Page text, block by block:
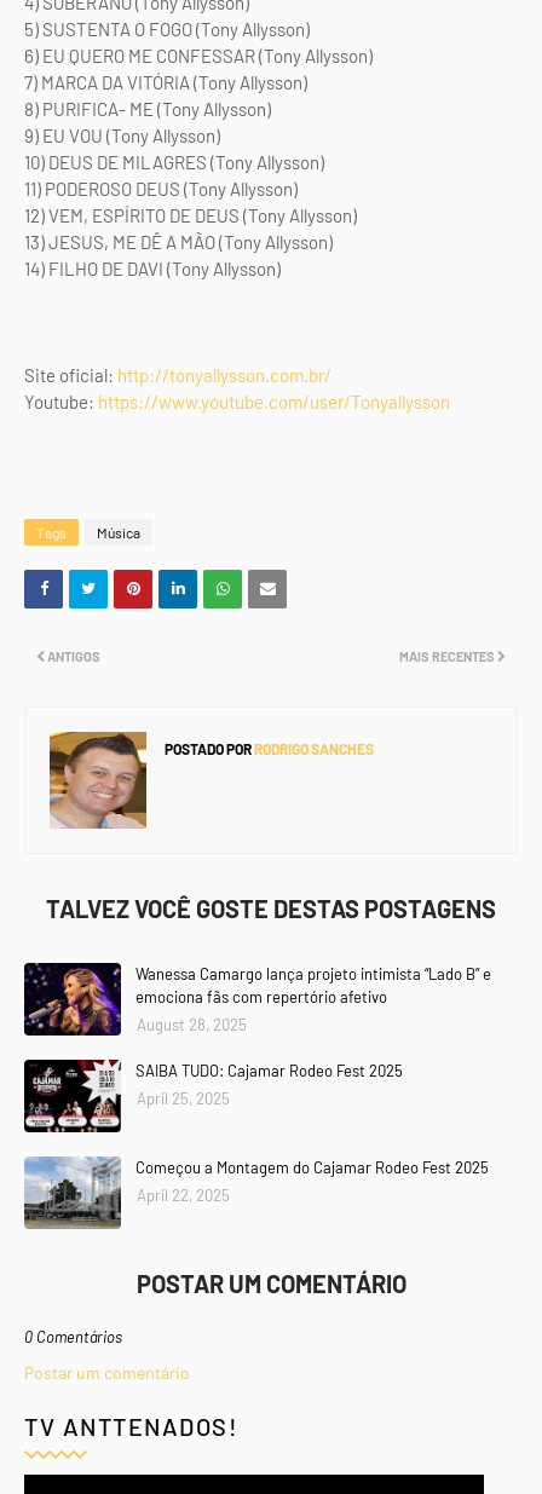
5) SUSTENTA O FOGO (Tony Allysson)
6) EU QUERO ME CONFESSAR (Tony Allysson)
7) MARCA DA VITÓRIA (Tony Allysson)
8) PURIFICA- ME (Tony Allysson)
9) EU VOU (Tony Allysson)
10) DEUS DE MILAGRES (Tony Allysson)
11) PODEROSO DEUS (Tony Allysson)
12) VEM, ESPÍRITO DE DEUS (Tony Allysson)
13) JESUS, ME DÊ A MÃO (Tony Allysson)
14) FILHO DE DAVI (Tony Allysson)
Site oficial: http://tonyallysson.com.br/
Youtube: https://www.youtube.com/user/Tonyallysson
Tags Música
MAIS RECENTES
ANTIGOS
POSTADO PORRODRIGO SANCHES
TALVEZ VOCÊ GOSTE DESTAS POSTAGENS
Wanessa Camargo lança projeto intimista “Lado B” e
emociona fãs com repertório afetivo
August 28, 2025
SAIBA TUDO: Cajamar Rodeo Fest 2025
April 25, 2025
Começou a Montagem do Cajamar Rodeo Fest 2025
April 22, 2025
POSTAR UM COMENTÁRIO
0 Comentários
Postar um comentário
TV ANTTENADOS!